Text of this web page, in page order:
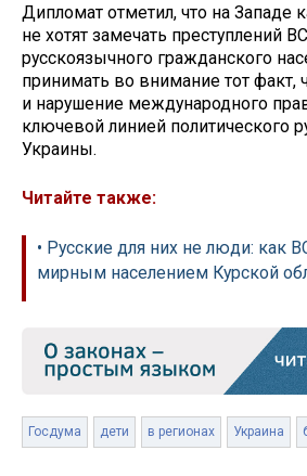
Дипломат отметил, что на Западе
не хотят замечать преступлений
русскоязычного гражданского
принимать во внимание тот факт,
и нарушение международного
ключевой линией политического
Украины.
Читайте также:
• Русские для них не люди: как
мирным населением Курской
Госдума дети в регионах Украина